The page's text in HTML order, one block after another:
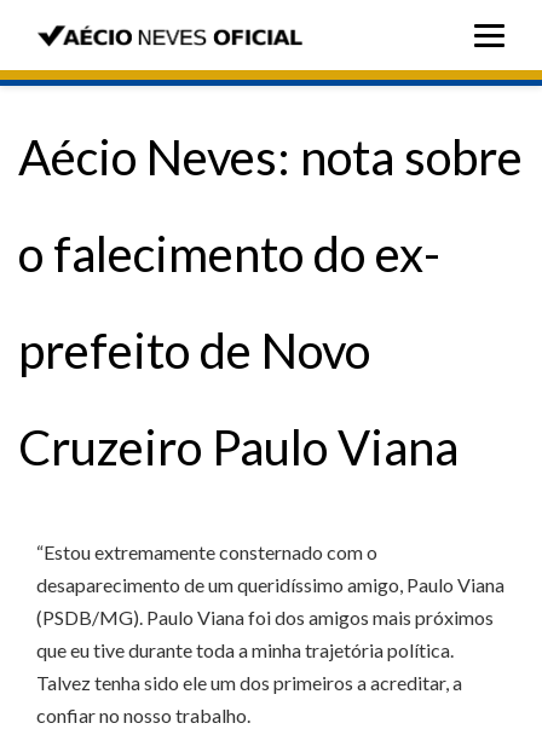
Aécio Neves: nota sobre
o falecimento do ex-
prefeito de Novo
Cruzeiro Paulo Viana
“Estou extremamente consternado com o
desaparecimento de um queridíssimo amigo, Paulo Viana
(PSDB/MG). Paulo Viana foi dos amigos mais próximos
que eu tive durante toda a minha trajetória política.
Talvez tenha sido ele um dos primeiros a acreditar, a
confiar no nosso trabalho.